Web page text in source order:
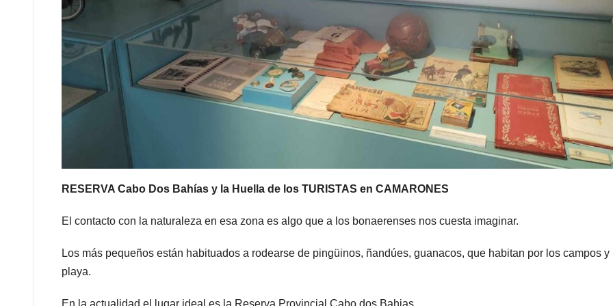
RESERVA Cabo Dos Bahías y la Huella de los TURISTAS en CAMARONES
El contacto con la naturaleza en esa zona es algo que a los bonaerenses nos cuesta imaginar.
Los más pequeños están habituados a rodearse de pingüinos, ñandúes, guanacos, que habitan por los campos y
playa.